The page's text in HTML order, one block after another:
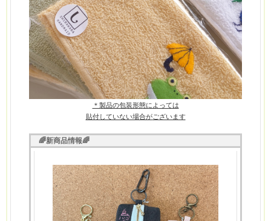
＊製品の包装形態によっては
貼付していない場合がございます
🌈新商品情報🌈